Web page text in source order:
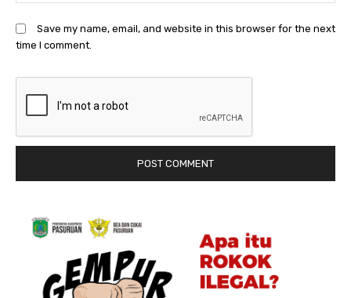
Save my name, email, and website in this browser for the next
time I comment.